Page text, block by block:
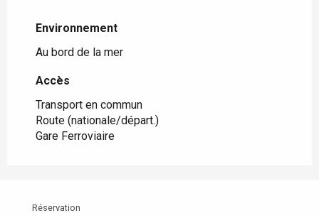
Environnement
Environnement
Au bord de la mer
Accès
Accès
Transport en commun
Route (nationale/départ.)
Gare Ferroviaire
Réservation